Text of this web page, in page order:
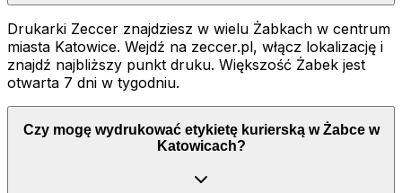
Drukarki Zeccer znajdziesz w wielu Żabkach w centrum
miasta Katowice. Wejdź na zeccer.pl, włącz lokalizację i
znajdź najbliższy punkt druku. Większość Żabek jest
otwarta 7 dni w tygodniu.
Czy mogę wydrukować etykietę kurierską w Żabce w
Katowicach?